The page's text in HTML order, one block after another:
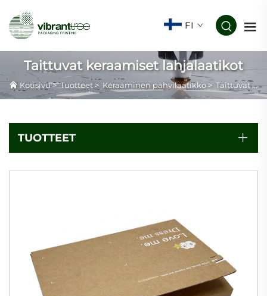
FI
Taittuvat keraamiset lahjalaatikot
Kotisivu>Tuotteet > Keraaminen pahvilaatikko> Taittuvat keraamiset lahjalaatikot
TUOTTEET